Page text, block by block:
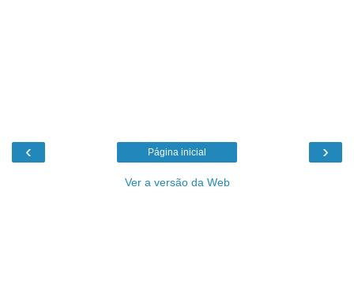
‹ ›
Página inicial
Ver a versão da Web